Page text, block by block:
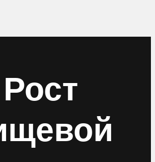
Рост